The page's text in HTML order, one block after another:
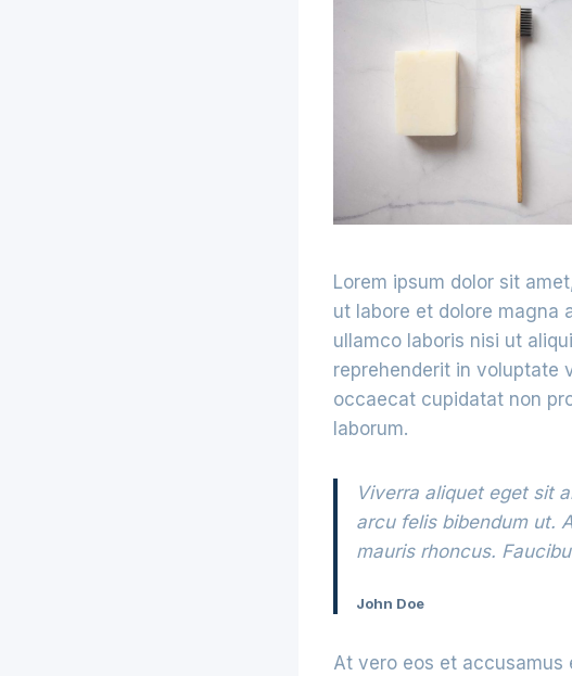
Lorem ipsum dolor sit
ut labore et dolore magna
ullamco laboris nisi ut
reprehenderit in voluptate
occaecat cupidatat non
laborum.
Viverra aliquet eget sit
arcu felis bibendum ut.
mauris rhoncus.
John Doe
At vero eos et accusamus